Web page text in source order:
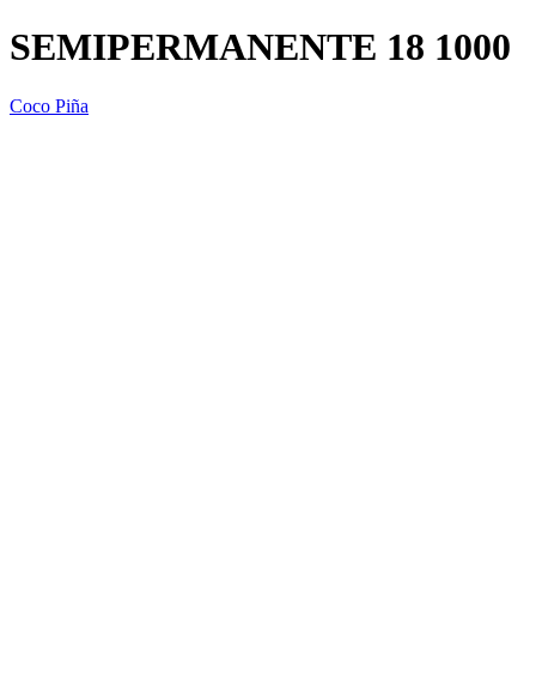
SEMIPERMANENTE 18 1000
Coco Piña